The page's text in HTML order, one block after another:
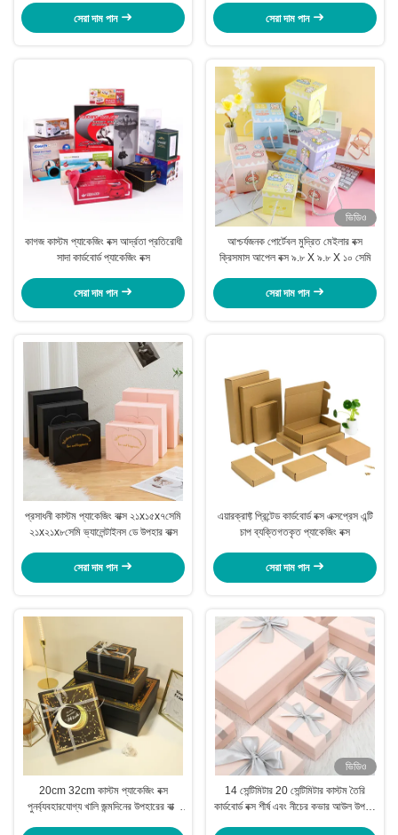
সেরা দাম পান সেরা দাম পান
কাগজ কাস্টম প্যাকেজিং বক্স আর্দ্রতা প্রতিরোধী
সাদা কার্ডবোর্ড প্যাকেজিং বক্স
সেরা দাম পান
ভিডিও
আশ্চর্যজনক পোর্টেবল মুদ্রিত মেইলার বক্স
ক্রিসমাস আপেল বক্স ৯.৮ X ৯.৮ X ১০ সেমি
সেরা দাম পান
প্রসাধনী কাস্টম প্যাকেজিং বাক্স ২১x১৫x৭সেমি
২১x২১x৮সেমি ভ্যালেন্টাইনস ডে উপহার বাক্স
সেরা দাম পান
এয়ারক্রাফ্ট প্রিন্টেড কার্ডবোর্ড বক্স এক্সপ্রেস এন্টি
চাপ ব্যক্তিগতকৃত প্যাকেজিং বক্স
সেরা দাম পান
20cm 32cm কাস্টম প্যাকেজিং বক্স
পুনর্ব্যবহারযোগ্য খালি জন্মদিনের উপহারের বাক্স
ভিডিও
14 সেন্টিমিটার 20 সেন্টিমিটার কাস্টম তৈরি
কার্ডবোর্ড বক্স শীর্ষ এবং নীচের কভার আউল উপহার